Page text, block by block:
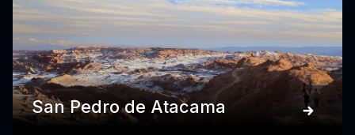
San Pedro de Atacama